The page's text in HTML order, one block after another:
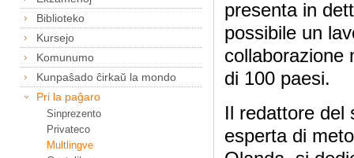
Biblioteko
Kursejo
Komunumo
Kunpaŝado ĉirkaŭ la mondo
Pri la paĝaro
Sinprezento
Privateco
Multlingve
presenta in
possibile un
collaborazione
di 100 paesi.
Il redattore
esperta di